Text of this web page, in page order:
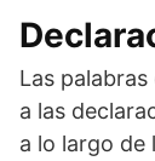
Las
a las
a lo largo de